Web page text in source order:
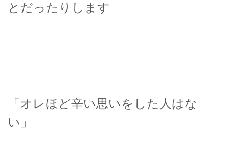
とだったりします
「オレほど辛い思いをした人はな
い」